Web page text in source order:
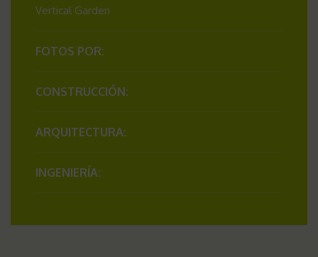
Vertical Garden
FOTOS POR:
CONSTRUCCIÓN:
ARQUITECTURA:
INGENIERÍA: